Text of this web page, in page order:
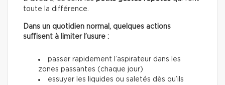
toute la différence.
Dans un quotidien normal, quelques actions
suffisent à limiter l’usure :
passer rapidement l’aspirateur dans les
zones passantes (chaque jour)
essuyer les liquides ou saletés dès qu’ils